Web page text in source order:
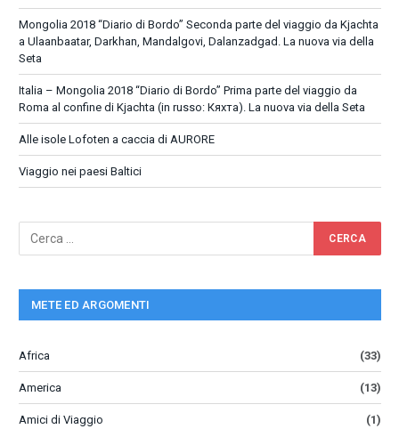
Mongolia 2018 “Diario di Bordo” Seconda parte del viaggio da Kjachta
a Ulaanbaatar, Darkhan, Mandalgovi, Dalanzadgad. La nuova via della
Seta
Italia – Mongolia 2018 “Diario di Bordo” Prima parte del viaggio da
Roma al confine di Kjachta (in russo: Кяхта). La nuova via della Seta
Alle isole Lofoten a caccia di AURORE
Viaggio nei paesi Baltici
METE ED ARGOMENTI
Africa (33)
America (13)
Amici di Viaggio (1)